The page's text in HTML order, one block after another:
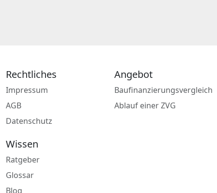
Rechtliches
Impressum
AGB
Datenschutz
Angebot
Baufinanzierungsvergleich
Ablauf einer ZVG
Wissen
Ratgeber
Glossar
Blog